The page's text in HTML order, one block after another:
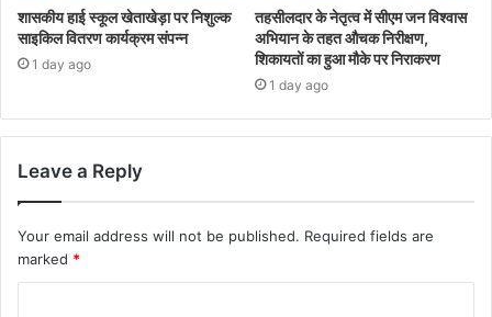
शासकीय हाई स्कूल खेताखेड़ा पर निशुल्क
साइकिल वितरण कार्यक्रम संपन्न
1 day ago
तहसीलदार के नेतृत्व में सीएम जन विश्वास
अभियान के तहत औचक निरीक्षण,
शिकायतों का हुआ मौके पर निराकरण
1 day ago
Leave a Reply
Your email address will not be published. Required fields are
marked *